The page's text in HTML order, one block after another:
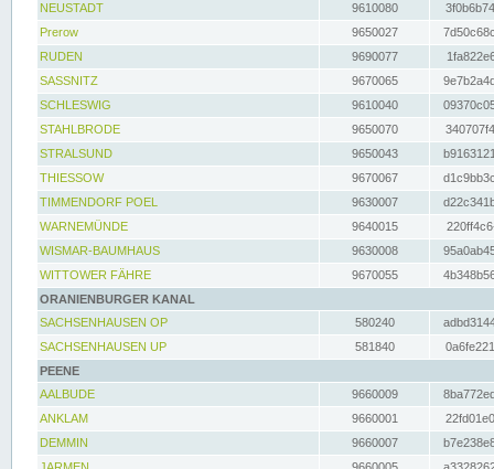
NEUSTADT
9610080
Prerow
9650027
RUDEN
9690077
SASSNITZ
9670065
SCHLESWIG
9610040
STAHLBRODE
9650070
STRALSUND
9650043
THIESSOW
9670067
TIMMENDORF POEL
9630007
WARNEMÜNDE
9640015
WISMAR-BAUMHAUS
9630008
WITTOWER FÄHRE
9670055
ORANIENBURGER KANAL
SACHSENHAUSEN OP
580240
SACHSENHAUSEN UP
581840
PEENE
AALBUDE
9660009
ANKLAM
9660001
DEMMIN
9660007